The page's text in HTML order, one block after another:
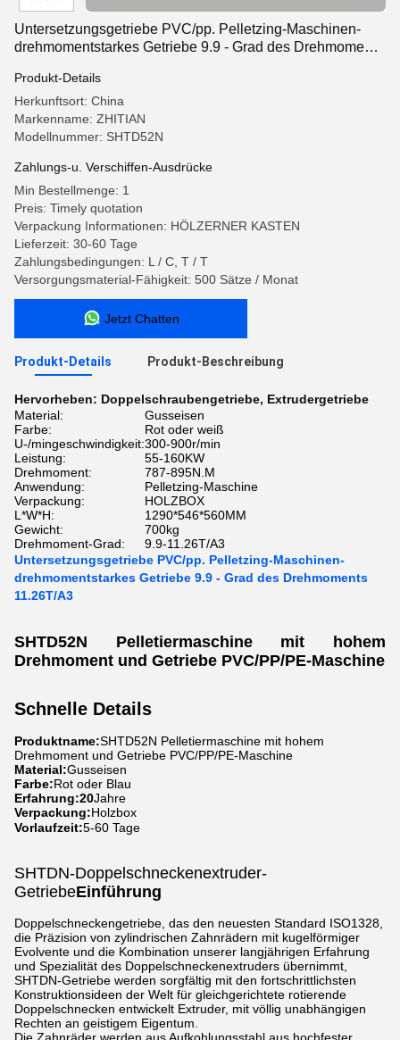
Untersetzungsgetriebe PVC/pp. Pelletzing-Maschinen-
drehmomentstarkes Getriebe 9.9 - Grad des Drehmoments
Produkt-Details
Herkunftsort: China
Markenname: ZHITIAN
Modellnummer: SHTD52N
Zahlungs-u. Verschiffen-Ausdrücke
Min Bestellmenge: 1
Preis: Timely quotation
Verpackung Informationen: HÖLZERNER KASTEN
Lieferzeit: 30-60 Tage
Zahlungsbedingungen: L / C, T / T
Versorgungsmaterial-Fähigkeit: 500 Sätze / Monat
Jetzt Chatten
Produkt-Details Produkt-Beschreibung
Hervorheben: Doppelschraubengetriebe, Extrudergetriebe
Material:
Gusseisen
Farbe:
Rot oder weiß
U-/mingeschwindigkeit:300-900r/min
Leistung:
55-160KW
Drehmoment:
787-895N.M
Anwendung:
Pelletzing-Maschine
Verpackung:
HOLZBOX
L*W*H:
1290*546*560MM
Gewicht:
700kg
Drehmoment-Grad:
9.9-11.26T/A3
Untersetzungsgetriebe PVC/pp. Pelletzing-Maschinen-
drehmomentstarkes Getriebe 9.9 - Grad des Drehmoments
11.26T/A3
SHTD52N Pelletiermaschine mit hohem
Drehmoment und Getriebe PVC/PP/PE-Maschine
Schnelle Details
Produktname:SHTD52N Pelletiermaschine mit hohem
Drehmoment und Getriebe PVC/PP/PE-Maschine
Material:Gusseisen
Farbe:Rot oder Blau
Erfahrung:20Jahre
Verpackung:Holzbox
Vorlaufzeit:5-60 Tage
SHTDN-Doppelschneckenextruder-
GetriebeEinführung
Doppelschneckengetriebe, das den neuesten Standard ISO1328,
die Präzision von zylindrischen Zahnrädern mit kugelförmiger
Evolvente und die Kombination unserer langjährigen Erfahrung
und Spezialität des Doppelschneckenextruders übernimmt,
SHTDN-Getriebe werden sorgfältig mit den fortschrittlichsten
Konstruktionsideen der Welt für gleichgerichtete rotierende
Doppelschnecken entwickelt Extruder, mit völlig unabhängigen
Rechten an geistigem Eigentum.